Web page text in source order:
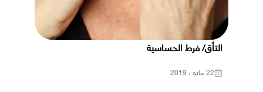
التأق/ فرط الحساسية
22 مايو ، 2019